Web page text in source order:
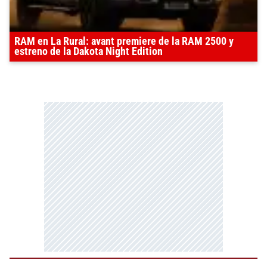
RAM en La Rural: avant premiere de la RAM 2500 y
estreno de la Dakota Night Edition